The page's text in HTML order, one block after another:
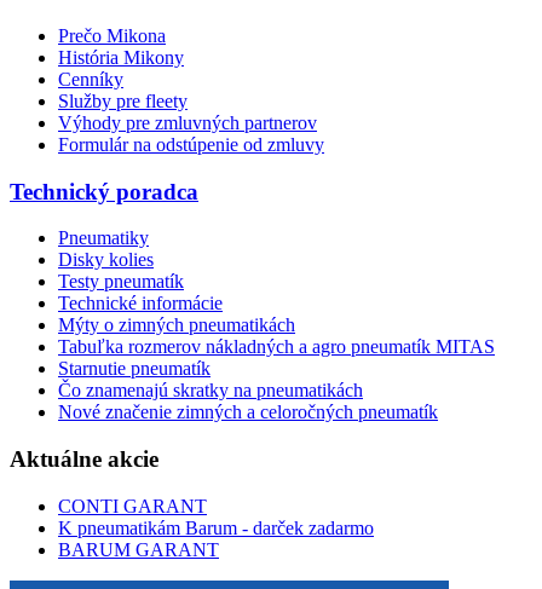
Prečo Mikona
História Mikony
Cenníky
Služby pre fleety
Výhody pre zmluvných partnerov
Formulár na odstúpenie od zmluvy
Technický poradca
Pneumatiky
Disky kolies
Testy pneumatík
Technické informácie
Mýty o zimných pneumatikách
Tabuľka rozmerov nákladných a agro pneumatík MITAS
Starnutie pneumatík
Čo znamenajú skratky na pneumatikách
Nové značenie zimných a celoročných pneumatík
Aktuálne akcie
CONTI GARANT
K pneumatikám Barum - darček zadarmo
BARUM GARANT